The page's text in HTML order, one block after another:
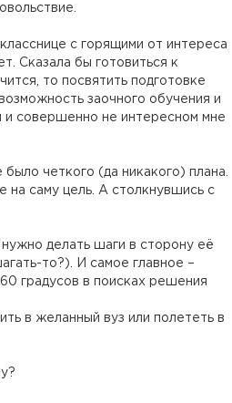
с горящими от интереса
Сказала бы готовиться к
то посвятить подготовке
заочного обучения и
и совершенно не интересном мне
четкого (да никакого) плана.
на саму цель. А столкнувшись с
делать шаги в сторону её
то?). И самое главное –
градусов в поисках решения
в желанный вуз или полететь в